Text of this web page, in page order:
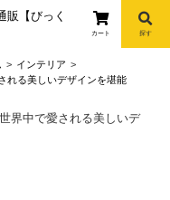
カート 探す
インテリア
れる美しいデザインを堪能